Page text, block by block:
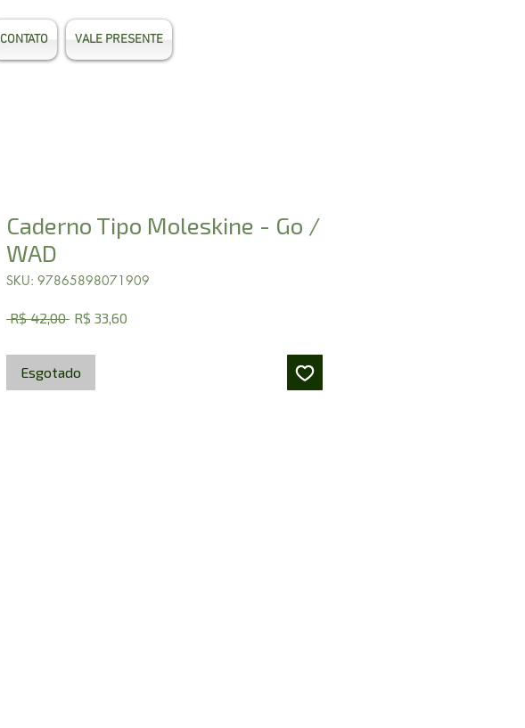
CONTATO VALE PRESENTE
Caderno Tipo Moleskine - Go /
WAD
SKU: 97865898071909
R$ 42,00 Preço
R$ 33,60
Esgotado